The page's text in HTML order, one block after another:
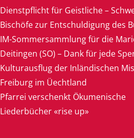
Dienstpflicht für Geistliche –
Bischöfe zur Entschuldigung des
IM-Sommersammlung für die
Deitingen (SO) – Dank für jede
Kulturausflug der Inländischen
Freiburg im Üechtland
Pfarrei verschenkt Ökumenische
Liederbücher «rise up»